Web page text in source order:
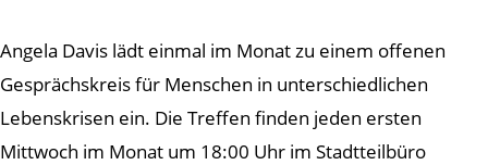
Angela Davis lädt einmal im Monat zu einem offenen
Gesprächskreis für Menschen in unterschiedlichen
Lebenskrisen ein. Die Treffen finden jeden ersten
Mittwoch im Monat um 18:00 Uhr im Stadtteilbüro